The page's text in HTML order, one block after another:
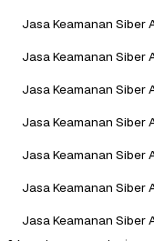
Jasa Keamanan Siber
Jasa Keamanan Siber
Jasa Keamanan Siber
Jasa Keamanan Siber
Jasa Keamanan Siber
Jasa Keamanan Siber
Jasa Keamanan Siber